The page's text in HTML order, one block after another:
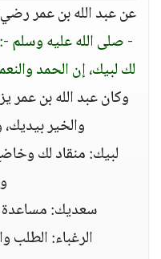
عن عبد الله بن عمر رضي
- صلى الله عليه وسلم -
لك لبيك، إن الحمد
وكان عبد الله بن عمر
والخير بيديك،
لبيك: منقاد لك
سعديك:
الرغباء: الطلب